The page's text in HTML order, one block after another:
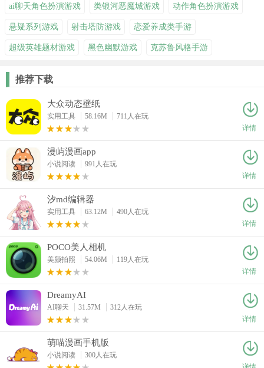
ai聊天角色扮演游戏 类银河恶魔城游戏 动作角色扮演游戏
悬疑系列游戏 射击塔防游戏 恋爱养成类手游
超级英雄题材游戏 黑色幽默游戏 克苏鲁风格手游
推荐下载
大众动态壁纸
实用工具 58.16M
711人在玩
详情
漫屿漫画app
小说阅读
991人在玩
详情
汐md编辑器
实用工具 63.12M
490人在玩
详情
POCO美人相机
美颜拍照 54.06M
119人在玩
详情
DreamyAI
AI聊天 31.57M
312人在玩
详情
萌喵漫画手机版
小说阅读
300人在玩